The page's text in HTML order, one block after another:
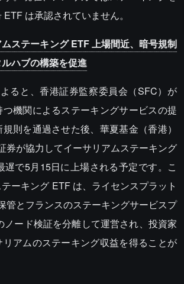
は承認されていません。
ステーキング ETF 上場間近、暗号規制
ハブの構築を促進
ると、香港証券監察委員会（SFC）が
つ機関によるステーキングサービスの提
則を通過させた後、華夏基金（香港）
券が協力してイーサリアムステーキング
遅で5月15日に上場される予定です。こ
ーキング ETF は、ライセンスプラット
管とフランスのステーキングサービスプ
ノード検証を分離して運営され、投資家
アムのステーキング収益を得ることが